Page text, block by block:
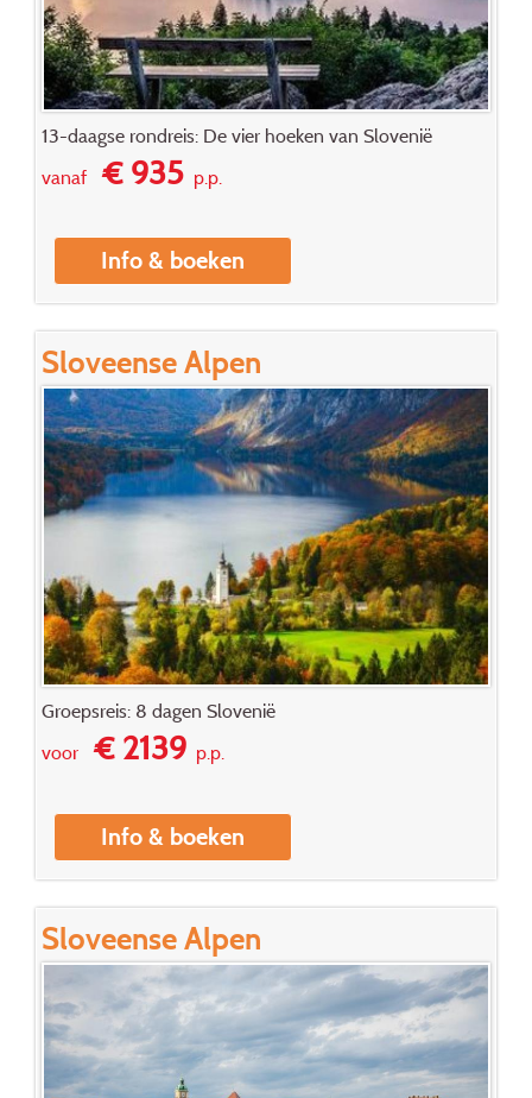
13-daagse rondreis: De vier hoeken van Slovenië
vanaf€ 935p.p.
Info & boeken
Sloveense Alpen
Groepsreis: 8 dagen Slovenië
voor€ 2139p.p.
Info & boeken
Sloveense Alpen